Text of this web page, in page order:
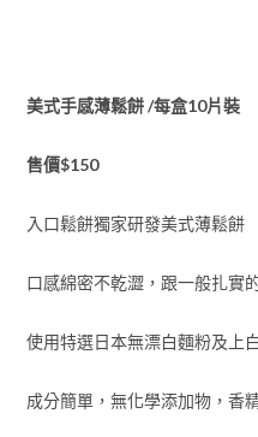
美式手感薄鬆餅 /每盒10片裝
售價$150
入口鬆餅獨家研發美式薄鬆餅
口感綿密不乾澀，跟一般扎實
使用特選日本無漂白麵粉及上
成分簡單，無化學添加物，香